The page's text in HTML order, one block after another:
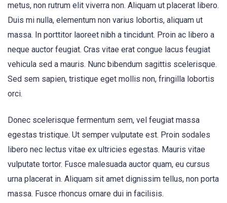
metus, non rutrum elit viverra non. Aliquam ut placerat libero.
Duis mi nulla, elementum non varius lobortis, aliquam ut
massa. In porttitor laoreet nibh a tincidunt. Proin ac libero a
neque auctor feugiat. Cras vitae erat congue lacus feugiat
vehicula sed a mauris. Nunc bibendum sagittis scelerisque.
Sed sem sapien, tristique eget mollis non, fringilla lobortis
orci.
Donec scelerisque fermentum sem, vel feugiat massa
egestas tristique. Ut semper vulputate est. Proin sodales
libero nec lectus vitae ex ultricies egestas. Mauris vitae
vulputate tortor. Fusce malesuada auctor quam, eu cursus
urna placerat in. Aliquam sit amet dignissim tellus, non porta
massa. Fusce rhoncus ornare dui in facilisis.